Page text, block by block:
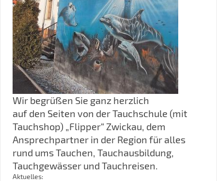
Wir begrüßen Sie ganz herzlich
auf den Seiten von der Tauchschule (mit
Tauchshop) „Flipper“ Zwickau, dem
Ansprechpartner in der Region für alles
rund ums Tauchen, Tauchausbildung,
Tauchgewässer und Tauchreisen.
Aktuelles: